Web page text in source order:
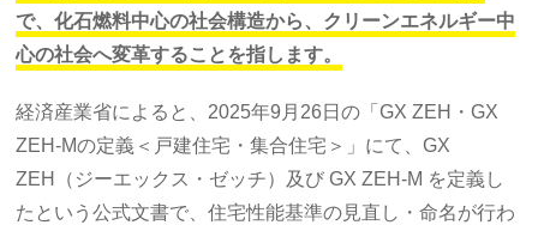
で、化石燃料中心の社会構造から、クリーンエネルギー中
心の社会へ変革することを指します。
経済産業省によると、2025年9月26日の「GX ZEH・GX
ZEH-Mの定義＜戸建住宅・集合住宅＞」にて、GX
ZEH（ジーエックス・ゼッチ）及び GX ZEH-M を定義し
たという公式文書で、住宅性能基準の見直し・命名が行わ